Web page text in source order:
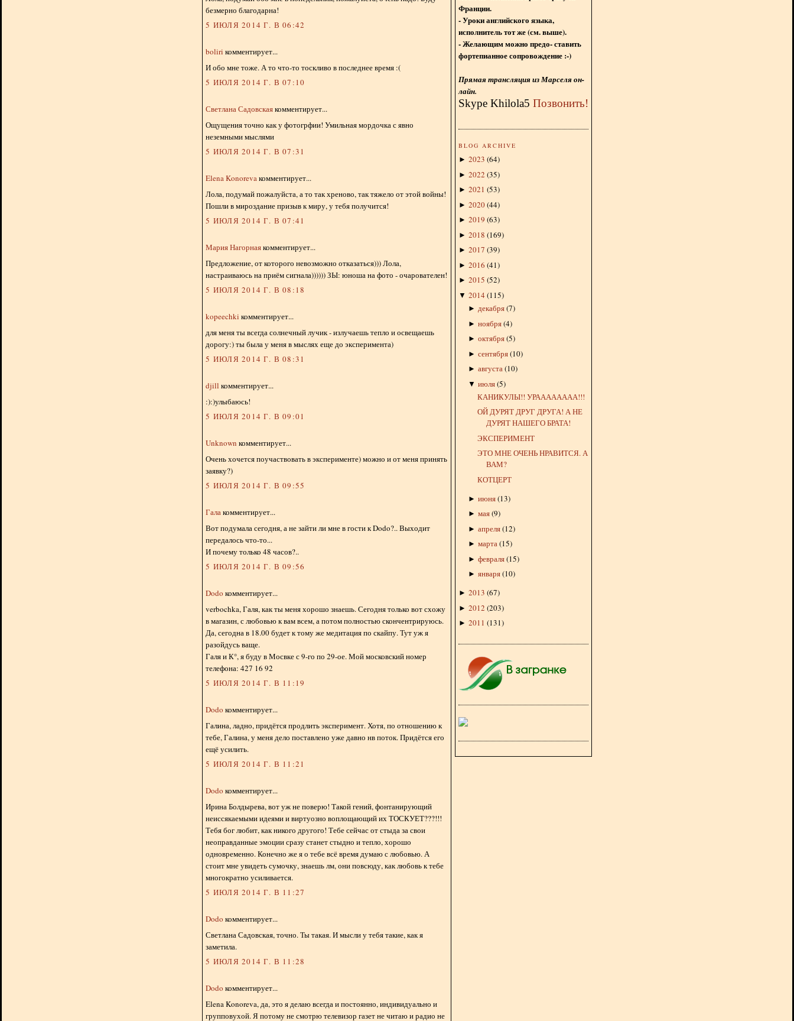
безмерно благодарна!
5 ИЮЛЯ 2014 Г. В 06:42
boliri комментирует...
И обо мне тоже. А то что-то тоскливо в последнее время :(
5 ИЮЛЯ 2014 Г. В 07:10
Светлана Садовскаякомментирует...
Ощущения точно как у фотогрфии! Умильная мордочка с явно
неземными мыслями
5 ИЮЛЯ 2014 Г. В 07:31
Elena Konorevaкомментирует...
Лола, подумай пожалуйста, а то так хреново, так тяжело от этой войны!
Пошли в мироздание призыв к миру, у тебя получится!
5 ИЮЛЯ 2014 Г. В 07:41
Мария Нагорнаякомментирует...
Предложение, от которого невозможно отказаться))) Лола,
настраиваюсь на приём сигнала)))))) ЗЫ: юноша на фото - очарователен!
5 ИЮЛЯ 2014 Г. В 08:18
kopeechki комментирует...
для меня ты всегда солнечный лучик - излучаешь тепло и освещаешь
дорогу:) ты была у меня в мыслях еще до эксперимента)
5 ИЮЛЯ 2014 Г. В 08:31
djill комментирует...
:):)улыбаюсь!
5 ИЮЛЯ 2014 Г. В 09:01
Unknown комментирует...
Очень хочется поучаствовать в эксперименте) можно и от меня принять
заявку?)
5 ИЮЛЯ 2014 Г. В 09:55
Галакомментирует...
Вот подумала сегодня, а не зайти ли мне в гости к Dodo?.. Выходит
передалось что-то...
И почему только 48 часов?..
5 ИЮЛЯ 2014 Г. В 09:56
Dodo комментирует...
verbochka, Галя, как ты меня хорошо знаешь. Сегодня только вот схожу
в магазин, с любовью к вам всем, а потом полностью скончентрируюсь.
Да, сегодна в 18.00 будет к тому же медитация по скайпу. Тут уж я
разойдусь ваще.
Галя и К°, я буду в Мосвке с 9-го по 29-ое. Мой московский номер
телефона: 427 16 92
5 ИЮЛЯ 2014 Г. В 11:19
Dodo комментирует...
Галина, ладно, придётся продлить эксперимент. Хотя, по отношению к
тебе, Галина, у меня дело поставлено уже давно нв поток. Придётся его
ещё усилить.
5 ИЮЛЯ 2014 Г. В 11:21
Dodo комментирует...
Ирина Болдырева, вот уж не поверю! Такой гений, фонтанирующий
неиссякаемыми идеями и виртуозно воплощающий их ТОСКУЕТ???!!!
Тебя бог любит, как никого другого! Тебе сейчас от стыда за свои
неоправданные эмоции сразу станет стыдно и тепло, хорошо
одновременно. Конечно же я о тебе всё время думаю с любовью. А
стоит мне увидеть сумочку, знаешь лм, они повсюду, как любовь к тебе
многократно усиливается.
5 ИЮЛЯ 2014 Г. В 11:27
Dodo комментирует...
Светлана Садовская, точно. Ты такая. И мысли у тебя такие, как я
заметила.
5 ИЮЛЯ 2014 Г. В 11:28
Dodo комментирует...
Elena Konoreva, да, это я делаю всегда и постоянно, индивидуально и
групповухой. Я потому не смотрю телевизор газет не читаю и радио не
Франции.
- Уроки английского языка,
исполнитель тот же (см. выше).
- Желающим можно предо- ставить
фортепианное сопровождение :-)
Прямая трансляция из Марселя он-
лайн.
Skype Khilola5 Позвонить!
BLOG ARCHIVE
► 2023 (64)
► 2022 (35)
► 2021 (53)
► 2020(44)
► 2019 (63)
► 2018 (169)
► 2017 (39)
► 2016 (41)
► 2015 (52)
▼ 2014 (115)
► декабря(7)
► ноября(4)
► октября(5)
► сентября(10)
► августа(10)
▼ июля(5)
КАНИКУЛЫ!! УРАААААААА!!!
ОЙ ДУРЯТ ДРУГ ДРУГА! А НЕ
ДУРЯТ НАШЕГО БРАТА!
ЭКСПЕРИМЕНТ
ЭТО МНЕ ОЧЕНЬ НРАВИТСЯ. А
ВАМ?
КОТЦЕРТ
► июня(13)
► мая(9)
► апреля(12)
► марта(15)
► февраля(15)
► января(10)
► 2013 (67)
► 2012 (203)
► 2011 (131)